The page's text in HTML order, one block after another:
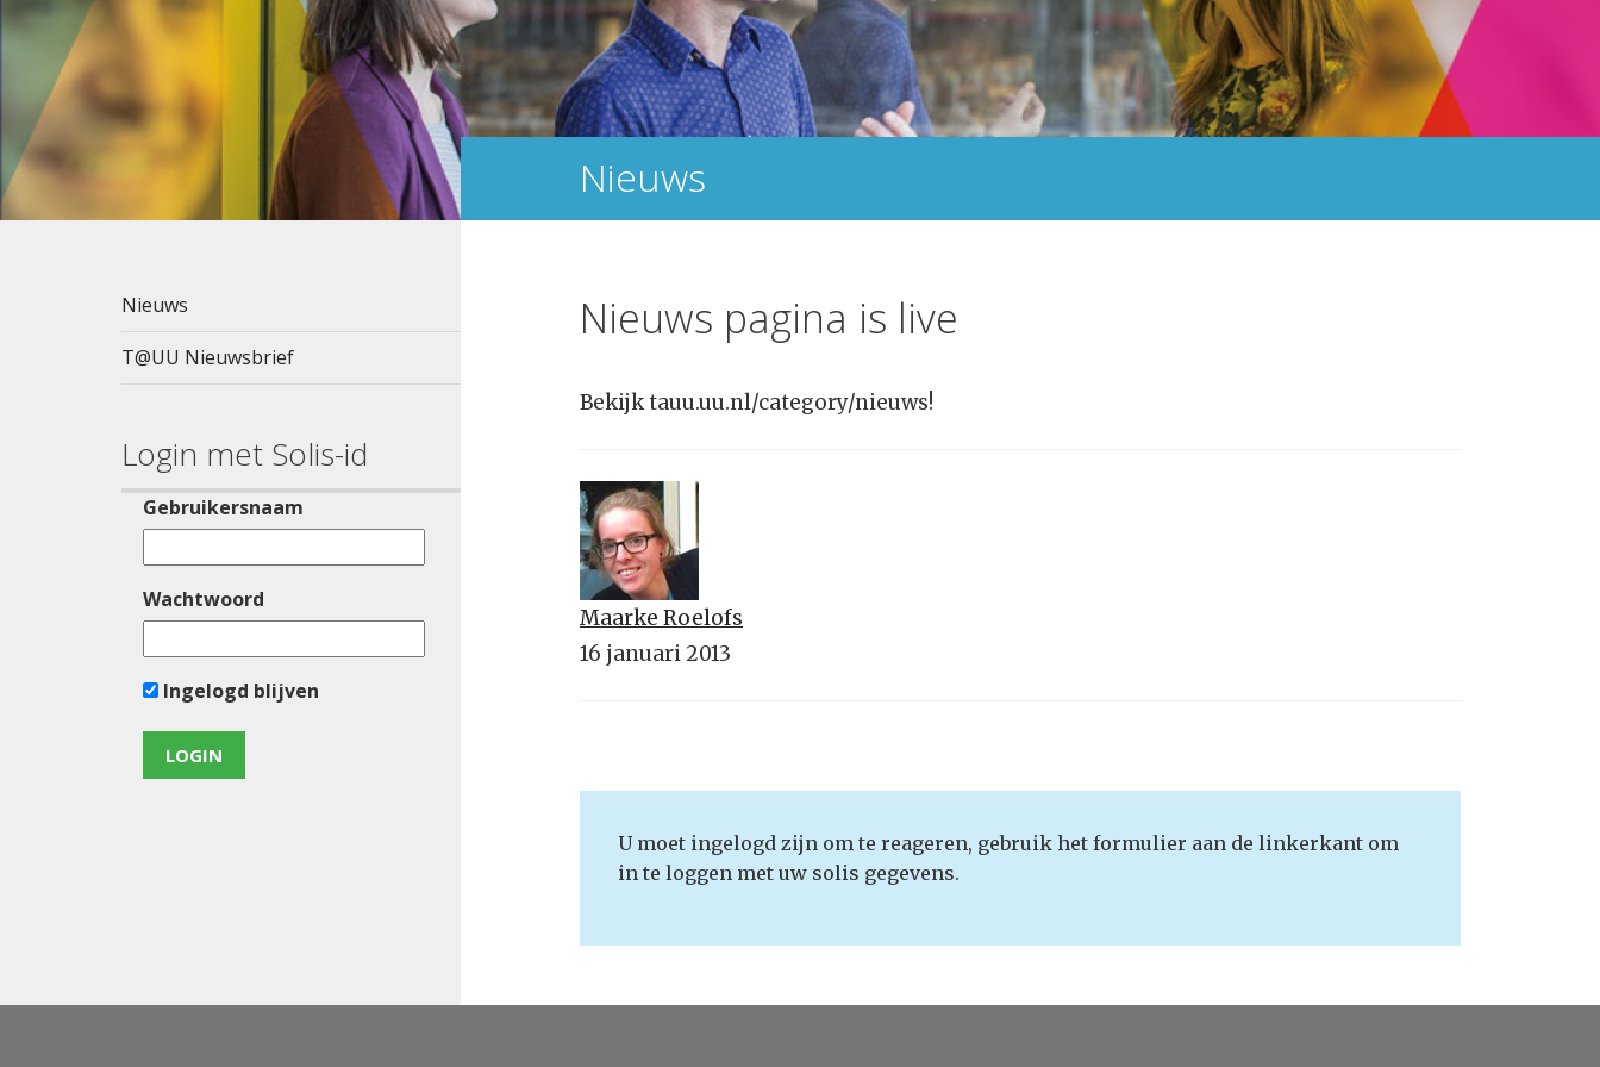
Nieuws
T@UU Nieuwsbrief
Login met Solis-id
Gebruikersnaam
Wachtwoord
Ingelogd blijven
Nieuws
Nieuws pagina is live
Bekijk tauu.uu.nl/category/nieuws!
Maarke Roelofs
16 januari 2013
U moet ingelogd zijn om te reageren, gebruik het formulier aan de linkerkant om
in te loggen met uw solis gegevens.